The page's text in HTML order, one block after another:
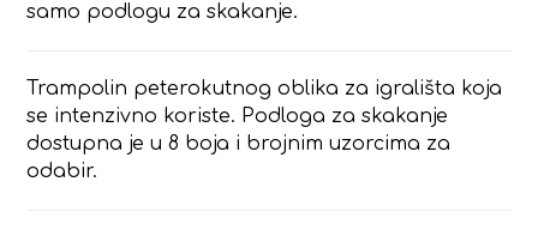
samo podlogu za skakanje.
Trampolin peterokutnog oblika za igrališta koja
se intenzivno koriste. Podloga za skakanje
dostupna je u 8 boja i brojnim uzorcima za
odabir.